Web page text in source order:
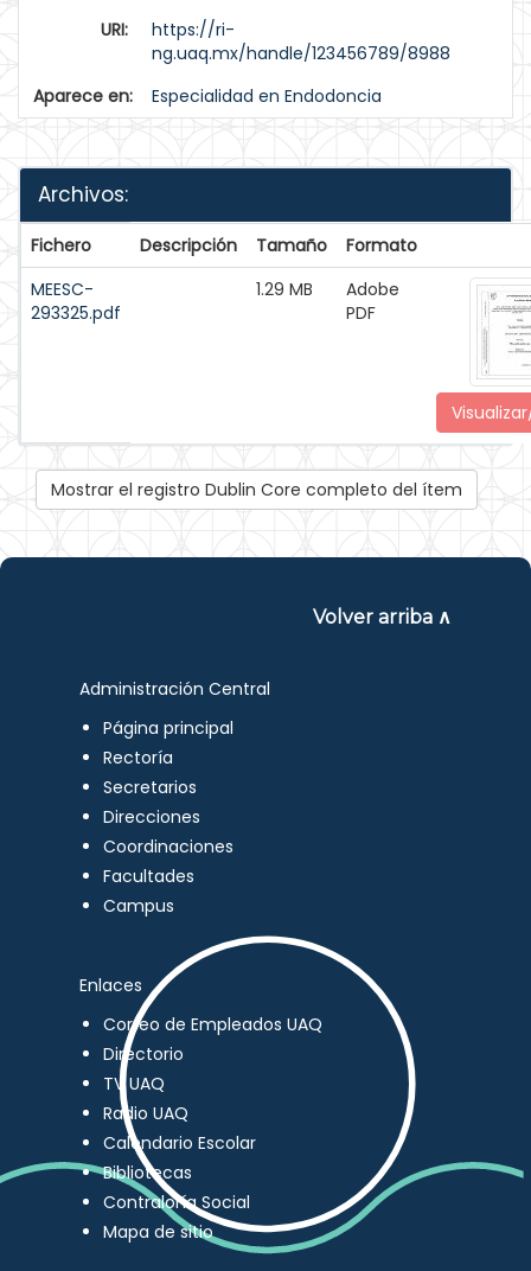
URI:
https://ri-
ng.uaq.mx/handle/123456789/8988
Aparece en:
Especialidad en Endodoncia
Archivos:
Fichero Descripción Tamaño
Formato
MEESC-
293325.pdf
1.29 MB
Adobe
PDF
Mostrar el registro Dublin Core completo del ítem
Volver arriba ∧
Administración Central
Página principal
Rectoría
Secretarios
Direcciones
Coordinaciones
Facultades
Campus
Enlaces
Correo de Empleados UAQ
Directorio
TV UAQ
Radio UAQ
Calendario Escolar
Bibliotecas
Contraloría Social
Mapa de sitio